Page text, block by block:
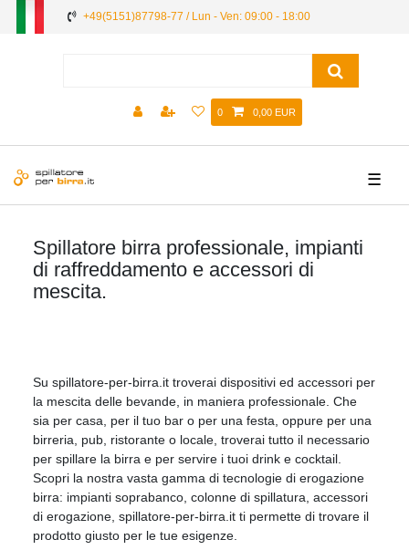
+49(5151)87798-77 / Lun - Ven: 09:00 - 18:00
0 0,00 EUR
☰
Spillatore birra professionale, impianti
di raffreddamento e accessori di
mescita.
Su spillatore-per-birra.it troverai dispositivi ed accessori per
la mescita delle bevande, in maniera professionale. Che
sia per casa, per il tuo bar o per una festa, oppure per una
birreria, pub, ristorante o locale, troverai tutto il necessario
per spillare la birra e per servire i tuoi drink e cocktail.
Scopri la nostra vasta gamma di tecnologie di erogazione
birra: impianti soprabanco, colonne di spillatura, accessori
di erogazione, spillatore-per-birra.it ti permette di trovare il
prodotto giusto per le tue esigenze.